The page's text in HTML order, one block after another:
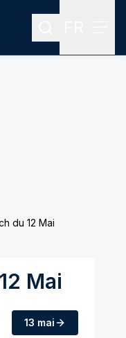
Rechercher
du 12 Mai
Mai
13 mai